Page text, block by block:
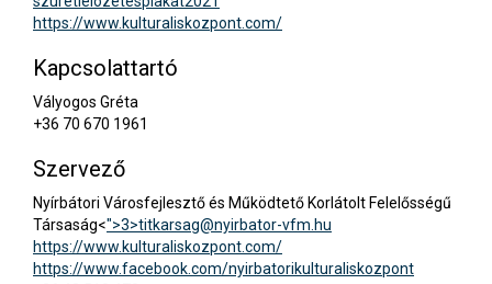
https://www.kulturaliskozpont.com/
Kapcsolattartó
Vályogos Gréta
+36 70 670 1961
Szervező
Nyírbátori Városfejlesztő és Működtető Korlátolt Felelősségű
Társaság<">3>titkarsag@nyirbator-vfm.hu
https://www.kulturaliskozpont.com/
https://www.facebook.com/nyirbatorikulturaliskozpont